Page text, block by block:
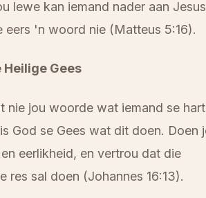
lewe kan iemand nader aan Jesus
eers 'n woord nie (Matteus 5:16).
Gees
nie jou woorde wat iemand se hart
God se Gees wat dit doen. Doen
eerlikheid, en vertrou dat die
res sal doen (Johannes 16:13).